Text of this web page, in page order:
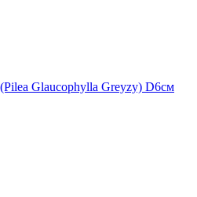
Glaucophylla Greyzy) D6см